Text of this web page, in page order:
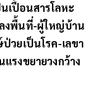
เปื้อนสารโลหะ
งพื้นที่-ผู้ใหญ่บ้าน
วยเป็นโรค-เลขา
รงขยายวงกว้าง